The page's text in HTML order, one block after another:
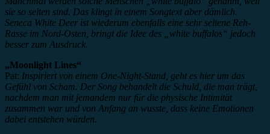
sie so selten sind. Das klingt in einem Songtext aber dämlich.
Seneca White Deer ist wiederum ebenfalls eine sehr seltene Reh-
Rasse im Nord-Osten, bringt die Idee des „white buffalos“ jedoch
besser zum Ausdruck.
„Moonlight Lines“
Pat: Inspiriert von einem One-Night-Stand, geht es hier um das
Gefühl von Scham. Der Song behandelt die Schuld, die man trägt,
nachdem man mit jemandem nur für die physische Intimität
zusammen war und von Anfang an wusste, dass keine Emotionen
dabei entstehen würden.